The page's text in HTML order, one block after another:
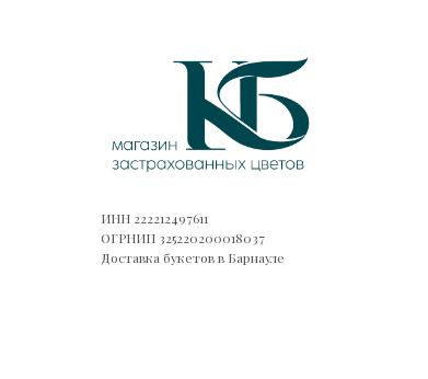
ИНН 222212497611
ОГРНИП 325220200018037
Доставка букетов в Барнауле